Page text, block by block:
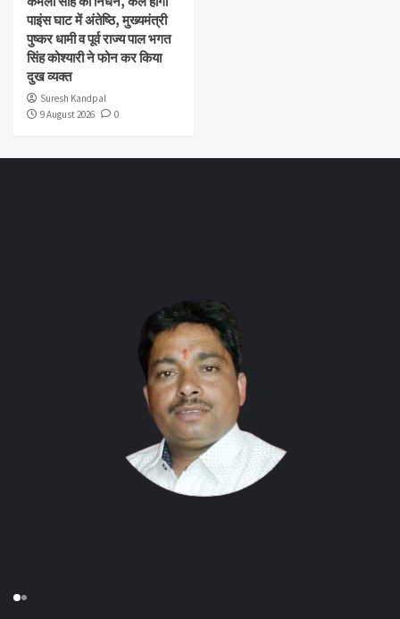
पाइंस घाट में अंतेष्ठि, मुख्यमंत्री
पुष्कर धामी व पूर्व राज्य पाल भगत
सिंह कोश्यारी ने फोन कर किया
दुख व्यक्त
Suresh Kandpal
9 August 2026
0